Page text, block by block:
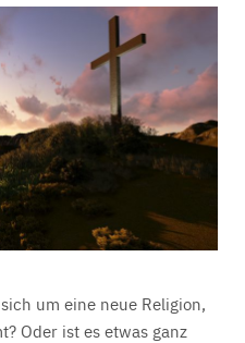
um eine neue Religion,
Oder ist es etwas ganz